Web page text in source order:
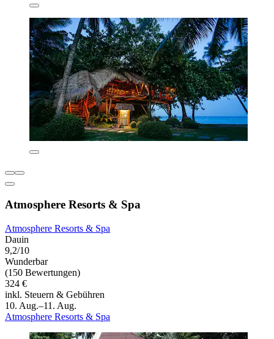
Atmosphere Resorts & Spa
Atmosphere Resorts & Spa
Dauin
9,2/10
Wunderbar
(150 Bewertungen)
324 €
inkl. Steuern & Gebühren
10. Aug.–11. Aug.
Atmosphere Resorts & Spa